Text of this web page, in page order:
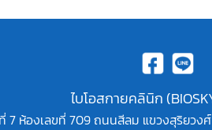
ไบโอสกายคลินิก
7 ห้องเลขที่ 709 ถนนสีลม แขวงสุริยว